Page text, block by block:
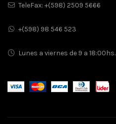
TeleFax: +(598) 2509 5666
+(598) 98 546 523
Lunes a viernes de 9 a 18:00hs.